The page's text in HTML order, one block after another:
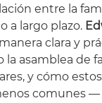
entre la
a largo plazo.
clara y
asamblea de
y cómo
comunes —